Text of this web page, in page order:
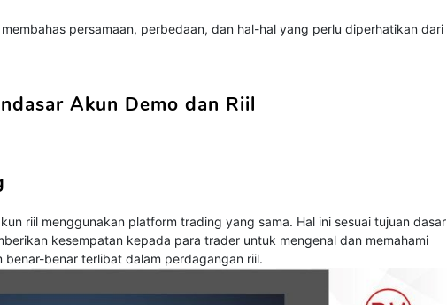
persamaan, perbedaan, dan hal-hal yang perlu diperhatikan dari
Akun Demo dan Riil
riil menggunakan platform trading yang sama. Hal ini sesuai tujuan dasar
kesempatan kepada para trader untuk mengenal dan memahami
benar-benar terlibat dalam perdagangan riil.